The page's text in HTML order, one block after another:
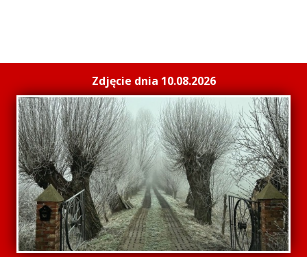
Zdjęcie dnia 10.08.2026